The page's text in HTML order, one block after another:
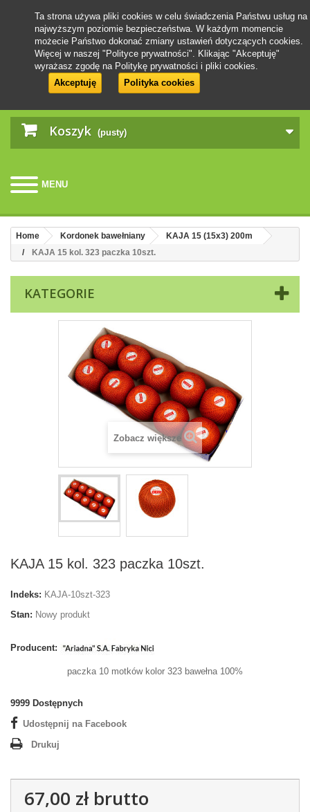
Koszyk (pusty)
MENU
Ta strona używa pliki cookies w celu świadczenia Państwu usług na
najwyższym poziomie bezpieczeństwa. W każdym momencie
możecie Państwo dokonać zmiany ustawień dotyczących cookies.
Więcej w naszej "Polityce prywatności". Klikając "Akceptuję"
wyrażasz zgodę na Politykę prywatności i pliki cookies.
Akceptuję
Polityka cookies
Home Kordonek bawełniany
KAJA 15 (15x3) 200m
KAJA 15 kol. 323 paczka 10szt.
KATEGORIE
Zobacz większe
KAJA 15 kol. 323 paczka 10szt.
Indeks: KAJA-10szt-323
Stan: Nowy produkt
Producent:
paczka 10 motków kolor 323 bawełna 100%
9999 Dostępnych
Udostępnij na Facebook
Drukuj
67,00 złbrutto